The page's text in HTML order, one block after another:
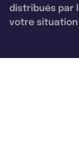
distribués par
votre